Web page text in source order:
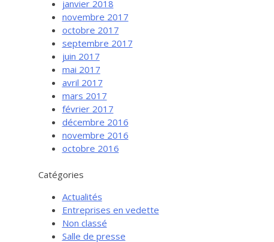
Services aux entreprises
Innovation / Productivité
Investir en Nouvelle-Beauce
Services-conseils – démarrage
janvier 2018
novembre 2017
octobre 2017
septembre 2017
juin 2017
mai 2017
avril 2017
mars 2017
février 2017
décembre 2016
novembre 2016
octobre 2016
Catégories
Actualités
Entreprises en vedette
Non classé
Salle de presse